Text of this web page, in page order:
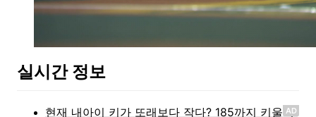
실시간 정보
AD